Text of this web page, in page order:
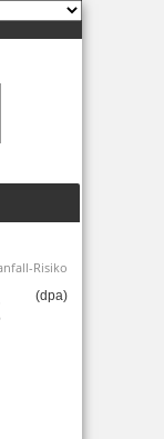
Risiko
(dpa)